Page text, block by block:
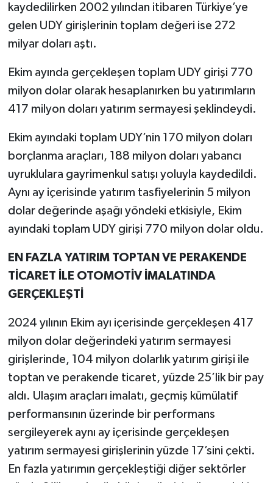
kaydedilirken 2002 yılından itibaren Türkiye’ye
gelen UDY girişlerinin toplam değeri ise 272
milyar doları aştı.
Ekim ayında gerçekleşen toplam UDY girişi 770
milyon dolar olarak hesaplanırken bu yatırımların
417 milyon doları yatırım sermayesi şeklindeydi.
Ekim ayındaki toplam UDY’nin 170 milyon doları
borçlanma araçları, 188 milyon doları yabancı
uyruklulara gayrimenkul satışı yoluyla kaydedildi.
Aynı ay içerisinde yatırım tasfiyelerinin 5 milyon
dolar değerinde aşağı yöndeki etkisiyle, Ekim
ayındaki toplam UDY girişi 770 milyon dolar oldu.
EN FAZLA YATIRIM TOPTAN VE PERAKENDE
TİCARET İLE OTOMOTİV İMALATINDA
GERÇEKLEŞTİ
2024 yılının Ekim ayı içerisinde gerçekleşen 417
milyon dolar değerindeki yatırım sermayesi
girişlerinde, 104 milyon dolarlık yatırım girişi ile
toptan ve perakende ticaret, yüzde 25’lik bir pay
aldı. Ulaşım araçları imalatı, geçmiş kümülatif
performansının üzerinde bir performans
sergileyerek aynı ay içerisinde gerçekleşen
yatırım sermayesi girişlerinin yüzde 17’sini çekti.
En fazla yatırımın gerçekleştiği diğer sektörler